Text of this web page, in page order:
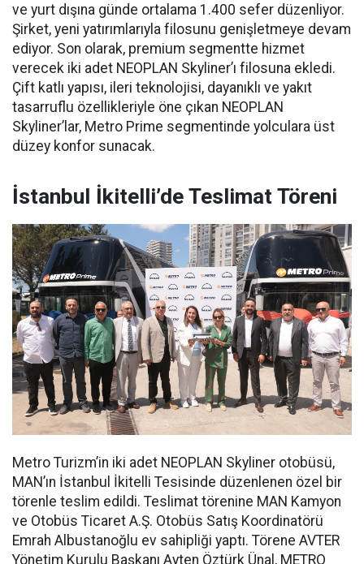
ve yurt dışına günde ortalama 1.400 sefer düzenliyor.
Şirket, yeni yatırımlarıyla filosunu genişletmeye devam
ediyor. Son olarak, premium segmentte hizmet
verecek iki adet NEOPLAN Skyliner’ı filosuna ekledi.
Çift katlı yapısı, ileri teknolojisi, dayanıklı ve yakıt
tasarruflu özellikleriyle öne çıkan NEOPLAN
Skyliner’lar, Metro Prime segmentinde yolculara üst
düzey konfor sunacak.
İstanbul İkitelli’de Teslimat Töreni
Metro Turizm’in iki adet NEOPLAN Skyliner otobüsü,
MAN’ın İstanbul İkitelli Tesisinde düzenlenen özel bir
törenle teslim edildi. Teslimat törenine MAN Kamyon
ve Otobüs Ticaret A.Ş. Otobüs Satış Koordinatörü
Emrah Albustanoğlu ev sahipliği yaptı. Törene AVTER
Yönetim Kurulu Başkanı Ayten Öztürk Ünal, METRO